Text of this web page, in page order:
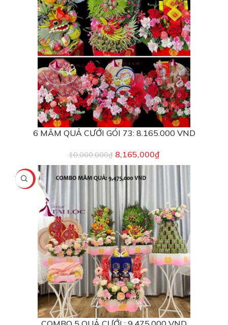
6 MÂM QUẢ CƯỚI GÓI 73: 8.165.000 VND
10,000,000₫ 8,165,000₫
-4%